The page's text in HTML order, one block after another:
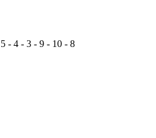
5 - 4 - 3 - 9 - 10 - 8